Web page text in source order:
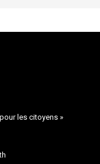
les citoyens »